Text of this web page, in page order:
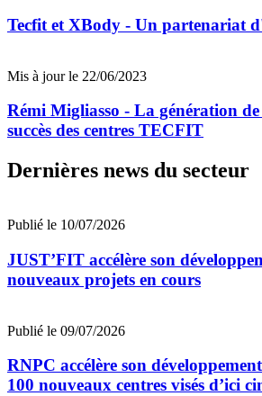
Tecfit et XBody - Un partenariat
Mis à jour le 22/06/2023
Rémi Migliasso - La génération de
succès des centres TECFIT
Dernières news du secteur
Publié le 10/07/2026
JUST’FIT accélère son
nouveaux projets en cours
Publié le 09/07/2026
RNPC accélère son
100 nouveaux centres visés d’ici